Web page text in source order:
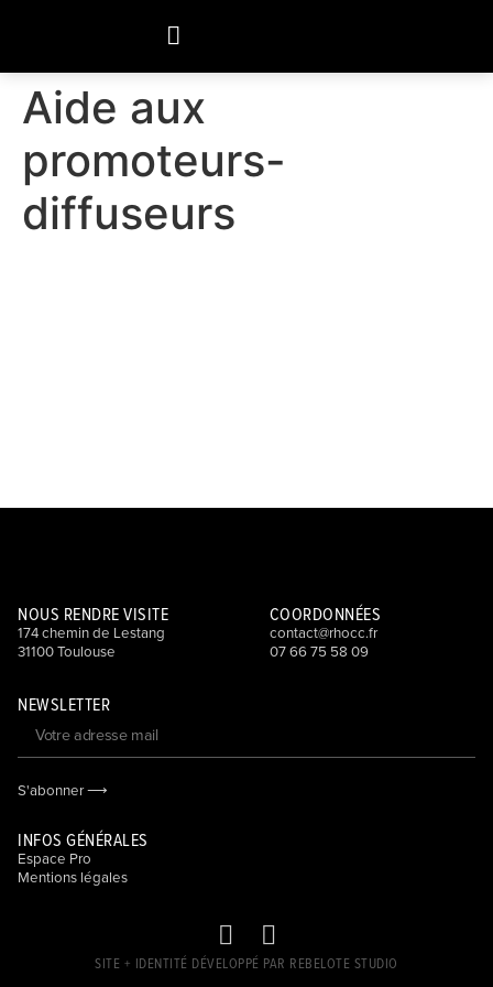
Aide aux
promoteurs-
diffuseurs
INFOS GÉNÉRALES
Espace Pro
Mentions légales
NOUS RENDRE VISITE
174 chemin de Lestang
31100 Toulouse
COORDONNÉES
contact@rhocc.fr
07 66 75 58 09
NEWSLETTER
S'abonner ⟶
SITE + IDENTITÉ DÉVELOPPÉ PAR REBELOTE STUDIO